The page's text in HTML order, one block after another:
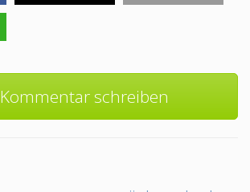
Kommentar schreiben